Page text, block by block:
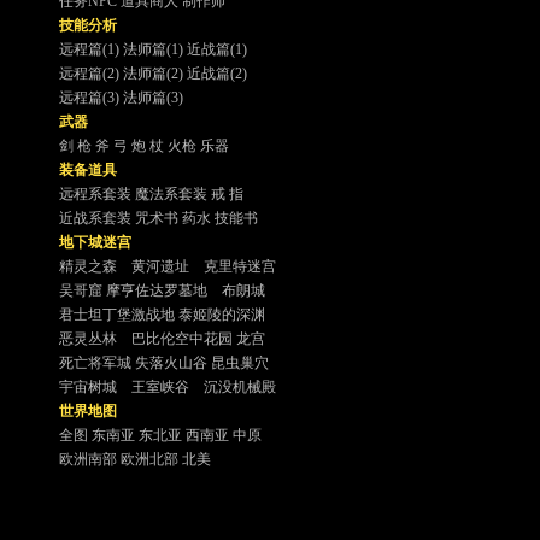
技能分析
远程篇(1) 法师篇(1) 近战篇(1)
远程篇(2) 法师篇(2) 近战篇(2)
远程篇(3) 法师篇(3)
武器
剑 枪 斧 弓 炮 杖 火枪 乐器
装备道具
远程系套装 魔法系套装 戒 指
近战系套装 咒术书 药水 技能书
地下城迷宫
精灵之森
黄河遗址
克里特迷宫
吴哥窟 摩亨佐达罗墓地
布朗城
君士坦丁堡激战地 泰姬陵的深渊
恶灵丛林
巴比伦空中花园 龙宫
死亡将军城 失落火山谷 昆虫巢穴
宇宙树城
王室峡谷
沉没机械殿
世界地图
全图 东南亚 东北亚 西南亚 中原
欧洲南部 欧洲北部 北美